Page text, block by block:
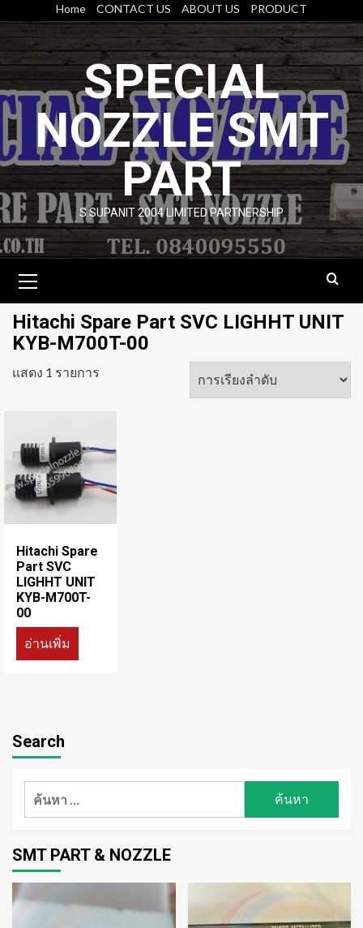
content
Home CONTACT US ABOUT US PRODUCT
SPECIAL
NOZZLE SMT
PART
S.SUPANIT 2004 LIMITED PARTNERSHIP
Menu
Hitachi Spare Part SVC LIGHHT UNIT
KYB-M700T-00
แสดง 1 รายการ
Hitachi Spare
Part SVC
LIGHHT UNIT
KYB-M700T-
00
อ่านเพิ่ม
Search
ค้นหา
SMT PART & NOZZLE